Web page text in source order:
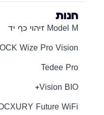
חנות
Model M זיהוי כף יד
Wize Pro Vision
Tedee Pro
Vision BIO+
Future WiFi